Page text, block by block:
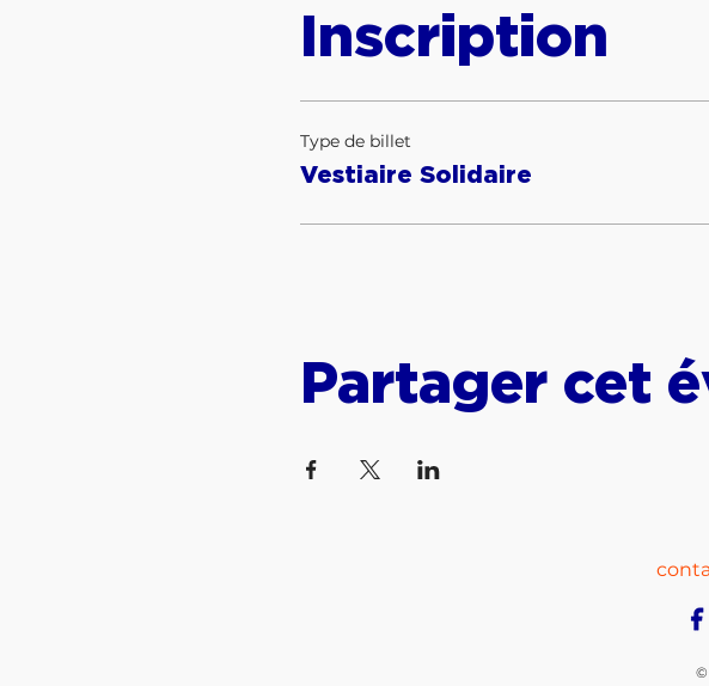
Inscription
Type de billet
Vestiaire Solidaire
Partager cet
©